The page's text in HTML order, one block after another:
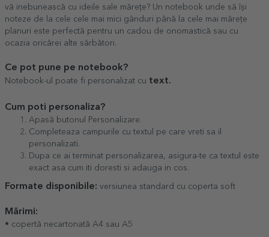
vă inebunească cu ideile sale mărețe? Un notebook unde să își
noteze de la cele cele mai mici gânduri până la cele mai mărețe
planuri este perfectă pentru un cadou de onomastică sau cu
ocazia oricărei alte sărbători.
Ce pot pune pe notebook?
Notebook-ul poate fi personalizat cu text.
Cum poti personaliza?
Apasă butonul Personalizare.
Completeaza campurile cu textul pe care vreti sa il
personalizati.
Dupa ce ai terminat personalizarea, asigura-te ca textul este
exact asa cum iti doresti si adauga in cos.
Formate disponibile: versiunea standard cu coperta soft
Mărimi:
• copertă necartonată A4 sau A5